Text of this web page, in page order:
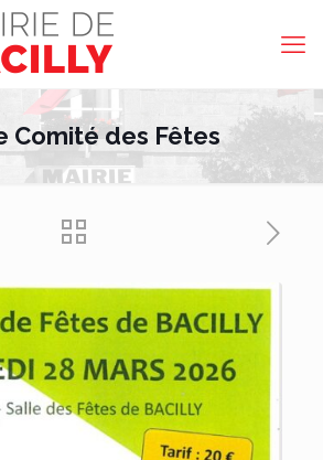
Comité des Fêtes